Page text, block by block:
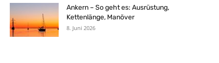
Ankern – So geht es: Ausrüstung,
Kettenlänge, Manöver
8. Juni 2026